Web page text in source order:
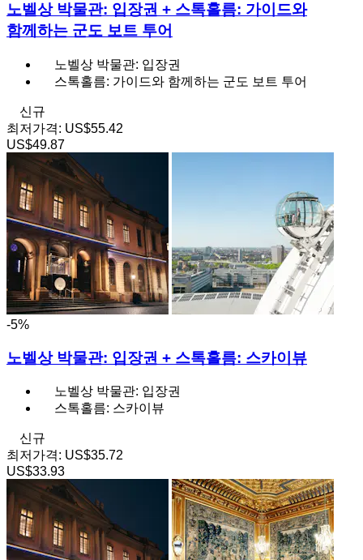
노벨상 박물관: 입장권 + 스톡홀름: 가이드와
함께하는 군도 보트 투어
노벨상 박물관: 입장권
스톡홀름: 가이드와 함께하는 군도 보트 투어
신규
최저가격: US$55.42
US$49.87
-5%
노벨상 박물관: 입장권 + 스톡홀름: 스카이뷰
노벨상 박물관: 입장권
스톡홀름: 스카이뷰
신규
최저가격: US$35.72
US$33.93